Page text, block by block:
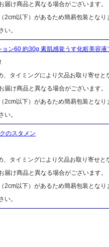
届け商品と異なる場合がございます
以下）があるため簡易包装となり
い。
ン60 約30g 素肌感覚うす化粧美容液
、タイミングにより欠品お取り寄せ
届け商品と異なる場合がございます
以下）があるため簡易包装となり
い。
のスタメン
、タイミングにより欠品お取り寄せ
届け商品と異なる場合がございます
以下）があるため簡易包装となり
い。